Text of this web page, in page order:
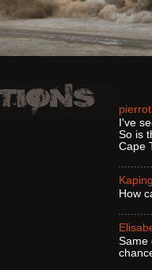
I've
So is
Cape
How
Same